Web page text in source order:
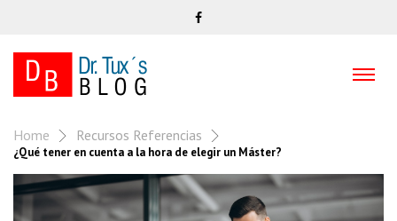
Home Recursos Referencias
¿Qué tener en cuenta a la hora de elegir un Máster?